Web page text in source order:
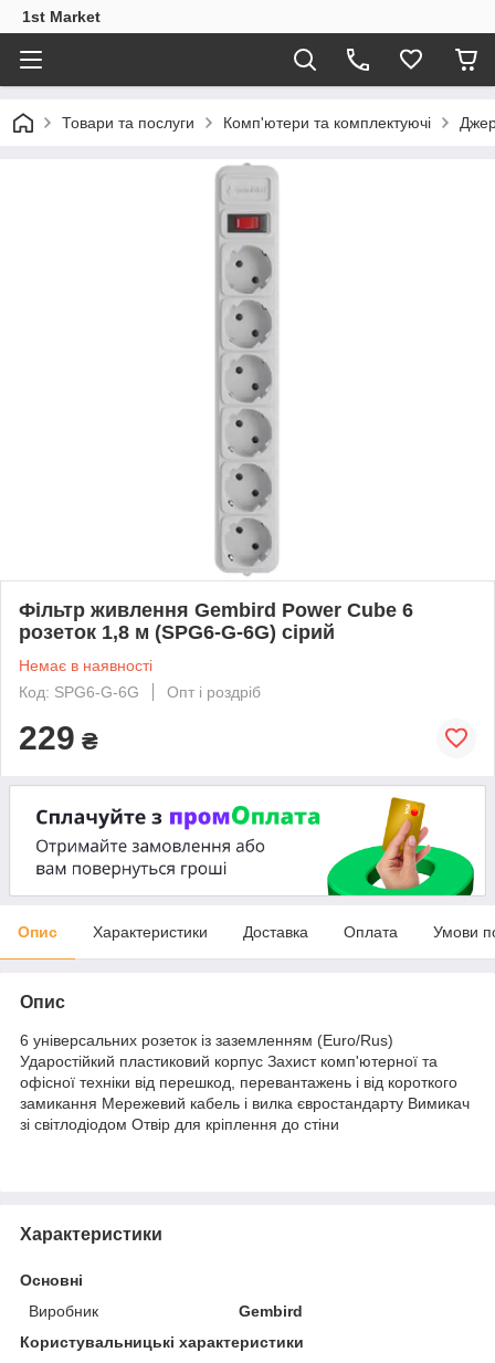
1st Market
Товари та послуги Комп'ютери та комплектуючі
Фільтр живлення Gembird Power Cube 6
розеток 1,8 м (SPG6-G-6G) сірий
Немає в наявності
Код: SPG6-G-6G
Опт і роздріб
229 ₴
Опис Характеристики Доставка Оплата Умови
Опис
6 універсальних розеток із заземленням (Euro/Rus)
Ударостійкий пластиковий корпус Захист комп'ютерної та
офісної техніки від перешкод, перевантажень і від короткого
замикання Мережевий кабель і вилка євростандарту Вимикач
зі світлодіодом Отвір для кріплення до стіни
Характеристики
Основні
Виробник
Gembird
Користувальницькі характеристики